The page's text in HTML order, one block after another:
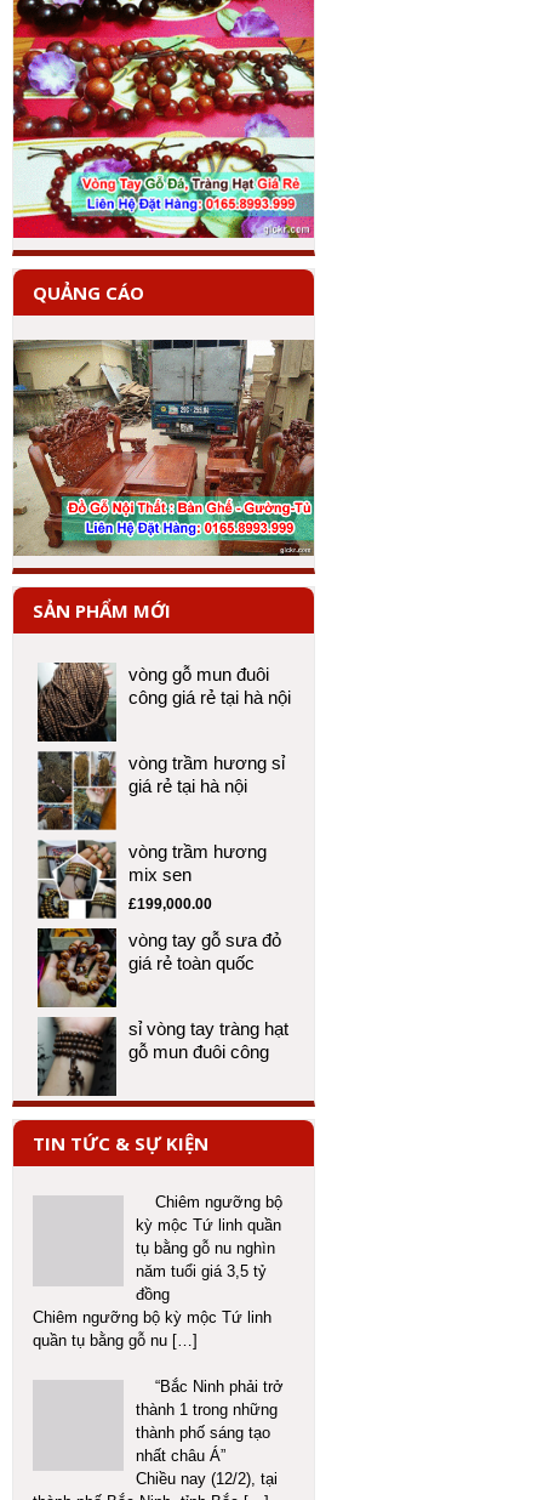
QUẢNG CÁO
SẢN PHẨM MỚI
vòng gỗ mun đuôi
công giá rẻ tại hà nội
vòng trầm hương sỉ
giá rẻ tại hà nội
vòng trầm hương
mix sen
£199,000.00
vòng tay gỗ sưa đỏ
giá rẻ toàn quốc
sỉ vòng tay tràng hạt
gỗ mun đuôi công
TIN TỨC & SỰ KIỆN
Chiêm ngưỡng bộ
kỳ mộc Tứ linh quần
tụ bằng gỗ nu nghìn
năm tuổi giá 3,5 tỷ
đồng
Chiêm ngưỡng bộ kỳ mộc Tứ linh
quần tụ bằng gỗ nu […]
“Bắc Ninh phải trở
thành 1 trong những
thành phố sáng tạo
nhất châu Á”
Chiều nay (12/2), tại